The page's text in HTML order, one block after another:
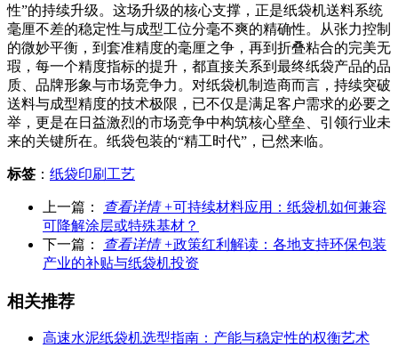
性”的持续升级。这场升级的核心支撑，正是纸袋机送料系统
毫厘不差的稳定性与成型工位分毫不爽的精确性。从张力控制
的微妙平衡，到套准精度的毫厘之争，再到折叠粘合的完美无
瑕，每一个精度指标的提升，都直接关系到最终纸袋产品的品
质、品牌形象与市场竞争力。对纸袋机制造商而言，持续突破
送料与成型精度的技术极限，已不仅是满足客户需求的必要之
举，更是在日益激烈的市场竞争中构筑核心壁垒、引领行业未
来的关键所在。纸袋包装的“精工时代”，已然来临。
标签 ： 纸袋印刷工艺
上一篇： 查看详情 +可持续材料应用：纸袋机如何兼容
可降解涂层或特殊基材？
下一篇：
查看详情 +政策红利解读：各地支持环保包装
产业的补贴与纸袋机投资
相关推荐
高速水泥纸袋机选型指南：产能与稳定性的权衡艺术